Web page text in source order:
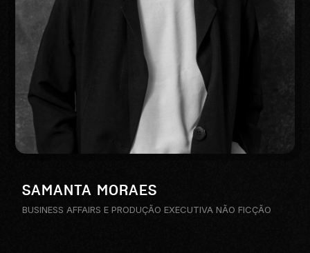
SAMANTA MORAES
BUSINESS AFFAIRS E PRODUÇÃO EXECUTIVA NÃO FICÇÃO